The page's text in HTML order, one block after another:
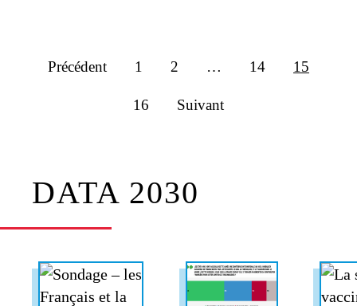
Précédent 1 2 … 14 15
16 Suivant
DATA 2030